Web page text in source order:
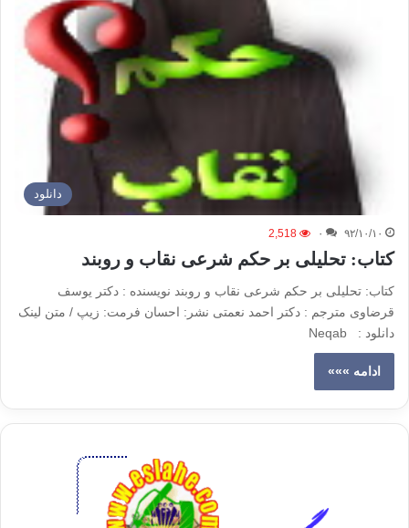
دانلود
۹۲/۱۰/۱۰ ۰ 2,518
کتاب: تحلیلی بر حکم شرعی نقاب و روبند
کتاب: تحلیلی بر حکم شرعی نقاب و روبند نویسنده : دکتر یوسف
قرضاوی مترجم : دکتر احمد نعمتی نشر: احسان فرمت: زیپ / متن لینک
دانلود : Neqab
ادامه »»»